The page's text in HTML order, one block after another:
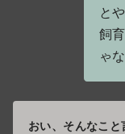
と
飼
ゃ
おい、そんなこ